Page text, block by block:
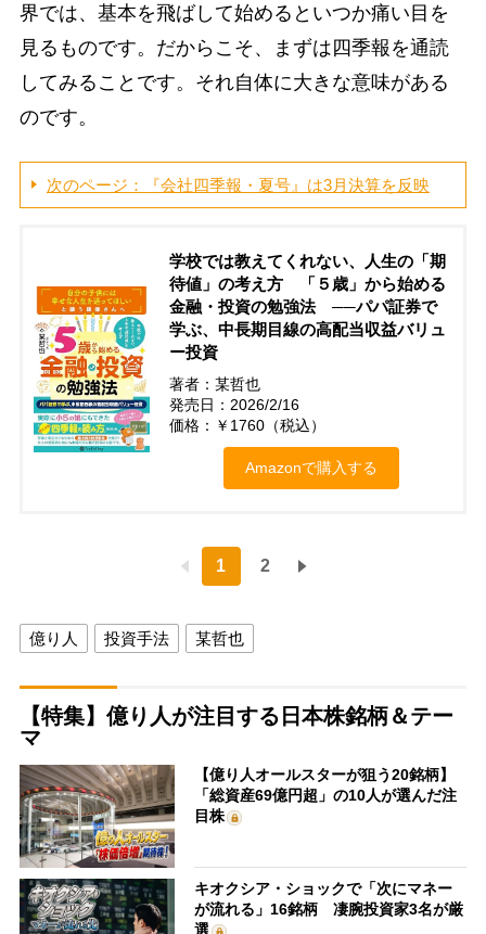
界では、基本を飛ばして始めるといつか痛い目を
見るものです。だからこそ、まずは四季報を通読
してみることです。それ自体に大きな意味がある
のです。
次のページ：『会社四季報・夏号』は3月決算を反映
学校では教えてくれない、人生の「期
待値」の考え方 「５歳」から始める
金融・投資の勉強法 ──パパ証券で
学ぶ、中長期目線の高配当収益バリュ
ー投資
著者：某哲也
発売日：2026/2/16
価格：￥1760（税込）
Amazonで購入する
1 2
億り人 投資手法 某哲也
【特集】億り人が注目する日本株銘柄＆テー
マ
【億り人オールスターが狙う20銘柄】
「総資産69億円超」の10人が選んだ注
目株
キオクシア・ショックで「次にマネー
が流れる」16銘柄 凄腕投資家3名が厳
選